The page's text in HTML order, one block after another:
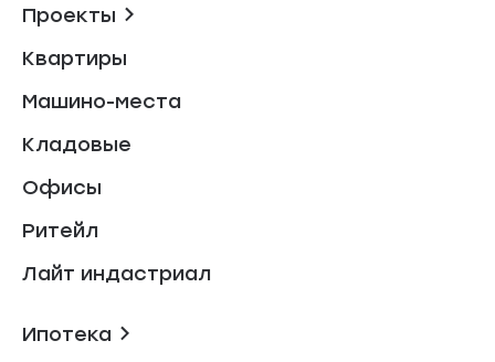
Проекты
Квартиры
Машино-места
Кладовые
Офисы
Ритейл
Лайт индастриал
Ипотека